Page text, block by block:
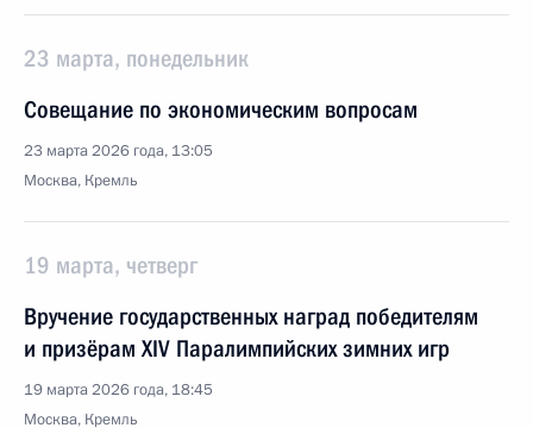
23 марта, понедельник
Совещание по экономическим вопросам
23 марта 2026 года, 13:05
Москва, Кремль
19 марта, четверг
Вручение государственных наград победителям
и призёрам ХIV Паралимпийских зимних игр
19 марта 2026 года, 18:45
Москва, Кремль